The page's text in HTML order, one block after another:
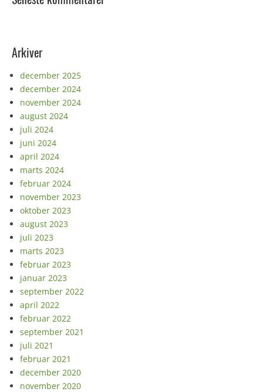
Arkiver
december 2025
december 2024
november 2024
august 2024
juli 2024
juni 2024
april 2024
marts 2024
februar 2024
november 2023
oktober 2023
august 2023
juli 2023
marts 2023
februar 2023
januar 2023
september 2022
april 2022
februar 2022
september 2021
juli 2021
februar 2021
december 2020
november 2020